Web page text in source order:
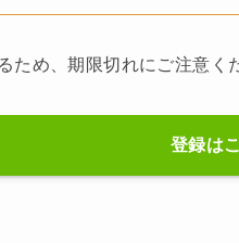
ため、期限切れにご注意く
登録は